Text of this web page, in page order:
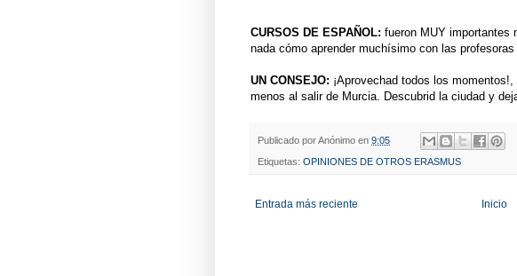
CURSOS DE ESPAÑOL: fueron MUY importantes
nada cómo aprender muchísimo con las
UN CONSEJO: ¡Aprovechad todos los
menos al salir de Murcia. Descubrid la ciudad y
Publicado porAnónimo en 9:05
Etiquetas: OPINIONES DE OTROS ERASMUS
Entrada más reciente Inicio